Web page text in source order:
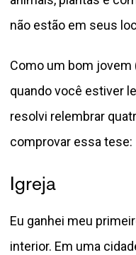
não estão em seus
Como um bom jovem
quando você estiver
resolvi relembrar
comprovar essa tese:
Igreja
Eu ganhei meu
interior. Em uma